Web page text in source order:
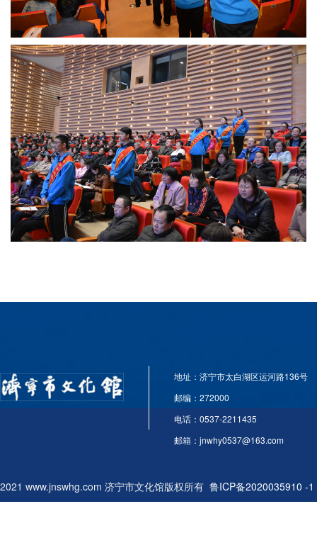
地址：济宁市太白湖区运河路136号
邮编：272000
电话：0537-2211435
邮箱：jnwhy0537@163.com
2021 www.jnswhg.com 济宁市文化馆版权所有 鲁ICP备2020035910 -1